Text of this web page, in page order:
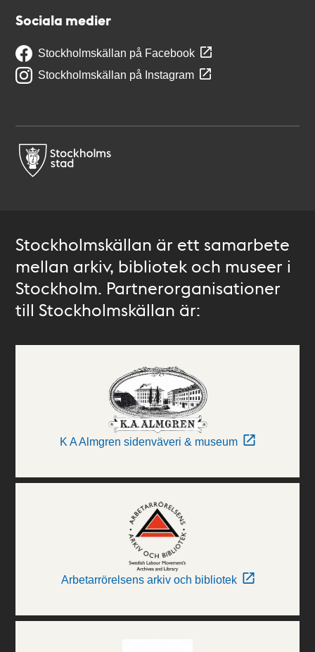
Sociala medier
Stockholmskällan på Facebook
Stockholmskällan på Instagram
Stockholmskällan är ett samarbete
mellan arkiv, bibliotek och museer i
Stockholm. Partnerorganisationer
till Stockholmskällan är:
K A Almgren sidenväveri & museum
Arbetarrörelsens arkiv och bibliotek